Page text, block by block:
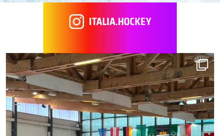
ITALIA.HOCKEY